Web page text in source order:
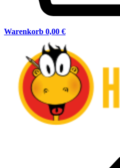
Warenkorb 0,00 €